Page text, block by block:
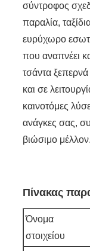
σύντροφος
παραλία,
ευρύχωρο
που αναπνέει
τσάντα
και σε
καινοτόμες
ανάγκες σας,
βιώσιμο μέλλον.
Πίνακας
Όνομα
στοιχείου